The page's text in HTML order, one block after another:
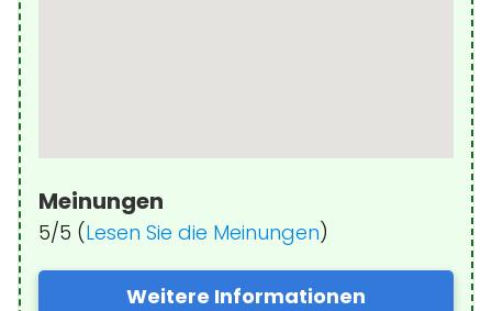
Meinungen
5/5 (Lesen Sie die Meinungen)
Weitere Informationen